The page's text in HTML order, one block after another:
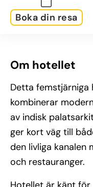
Boka din resa
Om hotellet
Detta femstjärniga
kombinerar
av indisk
ger kort väg till
den livliga kanalen
och restauranger.